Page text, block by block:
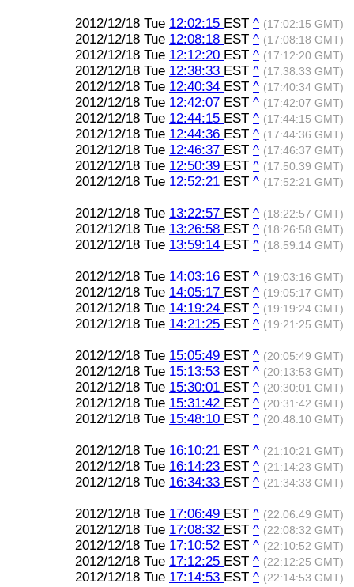
2012/12/18 Tue 12:02:15 EST ^ (17:02:15 GMT)
2012/12/18 Tue 12:08:18 EST ^ (17:08:18 GMT)
2012/12/18 Tue 12:12:20 EST ^ (17:12:20 GMT)
2012/12/18 Tue 12:38:33 EST ^ (17:38:33 GMT)
2012/12/18 Tue 12:40:34 EST ^ (17:40:34 GMT)
2012/12/18 Tue 12:42:07 EST ^ (17:42:07 GMT)
2012/12/18 Tue 12:44:15 EST ^ (17:44:15 GMT)
2012/12/18 Tue 12:44:36 EST ^ (17:44:36 GMT)
2012/12/18 Tue 12:46:37 EST ^ (17:46:37 GMT)
2012/12/18 Tue 12:50:39 EST ^ (17:50:39 GMT)
2012/12/18 Tue 12:52:21 EST ^ (17:52:21 GMT)
2012/12/18 Tue 13:22:57 EST ^ (18:22:57 GMT)
2012/12/18 Tue 13:26:58 EST ^ (18:26:58 GMT)
2012/12/18 Tue 13:59:14 EST ^ (18:59:14 GMT)
2012/12/18 Tue 14:03:16 EST ^ (19:03:16 GMT)
2012/12/18 Tue 14:05:17 EST ^ (19:05:17 GMT)
2012/12/18 Tue 14:19:24 EST ^ (19:19:24 GMT)
2012/12/18 Tue 14:21:25 EST ^ (19:21:25 GMT)
2012/12/18 Tue 15:05:49 EST ^ (20:05:49 GMT)
2012/12/18 Tue 15:13:53 EST ^ (20:13:53 GMT)
2012/12/18 Tue 15:30:01 EST ^ (20:30:01 GMT)
2012/12/18 Tue 15:31:42 EST ^ (20:31:42 GMT)
2012/12/18 Tue 15:48:10 EST ^ (20:48:10 GMT)
2012/12/18 Tue 16:10:21 EST ^ (21:10:21 GMT)
2012/12/18 Tue 16:14:23 EST ^ (21:14:23 GMT)
2012/12/18 Tue 16:34:33 EST ^ (21:34:33 GMT)
2012/12/18 Tue 17:06:49 EST ^ (22:06:49 GMT)
2012/12/18 Tue 17:08:32 EST ^ (22:08:32 GMT)
2012/12/18 Tue 17:10:52 EST ^ (22:10:52 GMT)
2012/12/18 Tue 17:12:25 EST ^ (22:12:25 GMT)
2012/12/18 Tue 17:14:53 EST ^ (22:14:53 GMT)